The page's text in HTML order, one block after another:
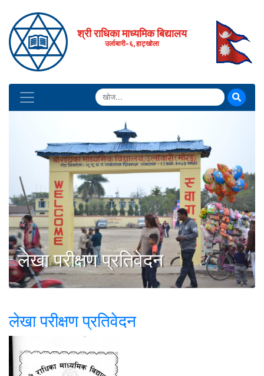
श्री राधिका माध्यमिक बिद्यालय
उर्लाबारी-६, हाट्खोला
लेखा परीक्षण प्रतिवेदन
लेखा परीक्षण प्रतिवेदन